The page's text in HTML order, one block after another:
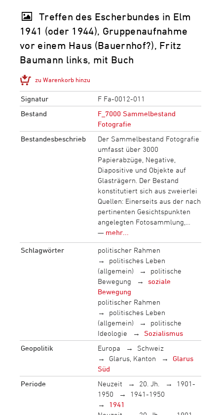
Treffen des Escherbundes in Elm
1941 (oder 1944), Gruppenaufnahme
vor einem Haus (Bauernhof?), Fritz
Baumann links, mit Buch
zu Warenkorb hinzu
Signatur
F Fa-0012-011
Bestand
F_7000 Sammelbestand
Fotografie
Bestandesbeschrieb
Der Sammelbestand Fotografie
umfasst über 3000
Papierabzüge, Negative,
Diapositive und Objekte auf
Glasträgern. Der Bestand
konstitutiert sich aus zweierlei
Quellen: Einerseits aus der nach
pertinenten Gesichtspunkten
angelegten Fotosammlung,…
— mehr...
Schlagwörter
politischer Rahmen
politisches Leben
(allgemein)
politische
Bewegung
soziale
Bewegung
politischer Rahmen
politisches Leben
(allgemein)
politische
Ideologie
Sozialismus
Geopolitik
Europa
Schweiz
Glarus, Kanton
Glarus
Süd
Periode
Neuzeit 20. Jh.
1901-
1950
1941-1950
1941